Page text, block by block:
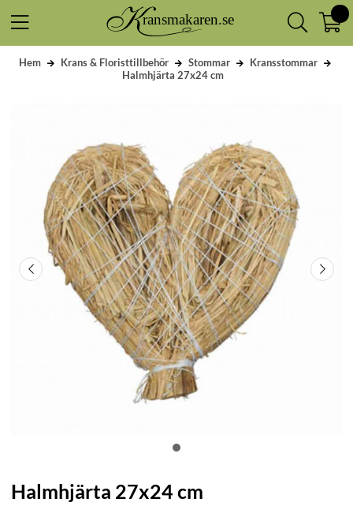
Hem Krans & Floristtillbehör Stommar
Kransstommar
Halmhjärta 27x24 cm
Halmhjärta 27x24 cm